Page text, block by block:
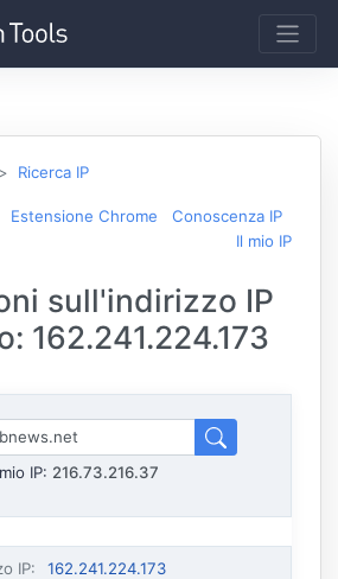
Ricerca IP
Estensione Chrome
Conoscenza IP
Il mio IP
sull'indirizzo IP
162.241.224.173
IP: 216.73.216.37
IP:
162.241.224.173